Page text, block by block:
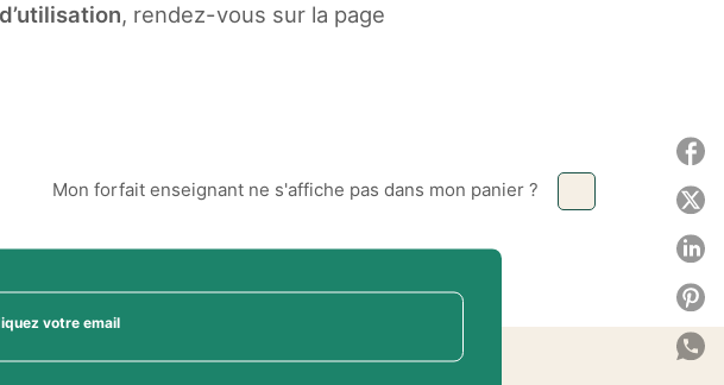
, rendez-vous sur la page
Mon forfait enseignant ne s'affiche pas dans mon panier ?
votre email